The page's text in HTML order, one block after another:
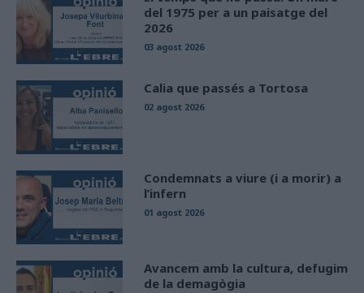
del 1975 per a un paisatge del
2026
03 agost 2026
Calia que passés a Tortosa
02 agost 2026
Condemnats a viure (i a morir) a
l’infern
01 agost 2026
Avancem amb la cultura, defugim
de la demagògia